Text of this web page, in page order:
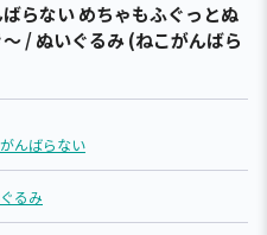
らない めちゃもふぐっとぬ
/ ぬいぐるみ (ねこがんばら
んばらない
るみ